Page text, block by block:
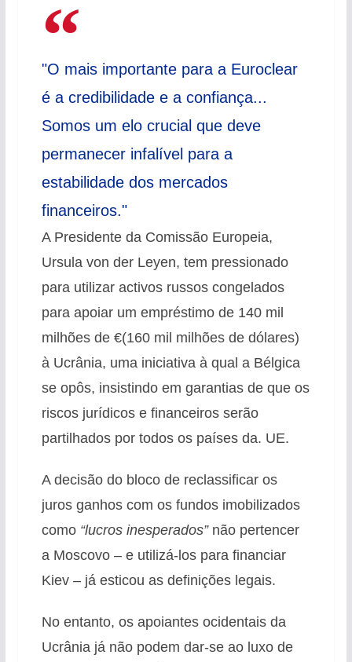
"O mais importante para a Euroclear
é a credibilidade e a confiança...
Somos um elo crucial que deve
permanecer infalível para a
estabilidade dos mercados
financeiros."
A Presidente da Comissão Europeia,
Ursula von der Leyen, tem pressionado
para utilizar activos russos congelados
para apoiar um empréstimo de 140 mil
milhões de €(160 mil milhões de dólares)
à Ucrânia, uma iniciativa à qual a Bélgica
se opôs, insistindo em garantias de que os
riscos jurídicos e financeiros serão
partilhados por todos os países da. UE.
A decisão do bloco de reclassificar os
juros ganhos com os fundos imobilizados
como “lucros inesperados”não pertencer
a Moscovo – e utilizá-los para financiar
Kiev – já esticou as definições legais.
No entanto, os apoiantes ocidentais da
Ucrânia já não podem dar-se ao luxo de